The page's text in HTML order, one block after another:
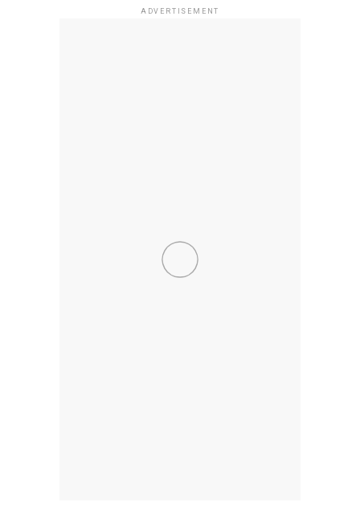
ADVERTISEMENT